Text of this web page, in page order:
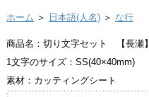
ホーム ＞ 日本語(人名) ＞ な行
商品名：切り文字セット 【長瀬】
1文字のサイズ：SS(40×40mm)
素材：カッティングシート